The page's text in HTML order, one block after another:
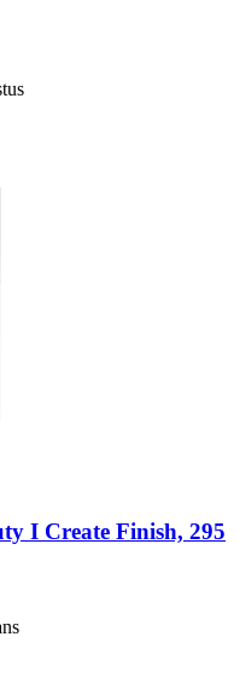
I Create Finish, 295